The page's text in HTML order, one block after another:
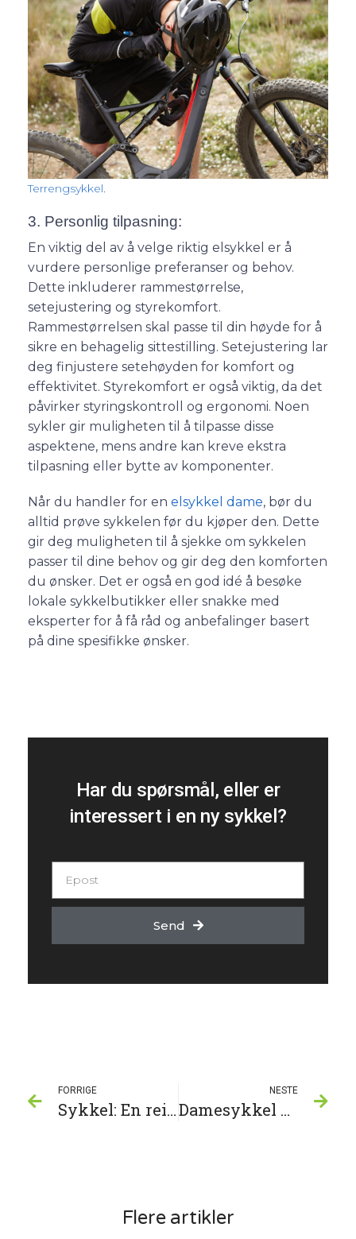
Terrengsykkel.
3. Personlig tilpasning:
En viktig del av å velge riktig elsykkel er å
vurdere personlige preferanser og behov.
Dette inkluderer rammestørrelse,
setejustering og styrekomfort.
Rammestørrelsen skal passe til din høyde for å
sikre en behagelig sittestilling. Setejustering lar
deg finjustere setehøyden for komfort og
effektivitet. Styrekomfort er også viktig, da det
påvirker styringskontroll og ergonomi. Noen
sykler gir muligheten til å tilpasse disse
aspektene, mens andre kan kreve ekstra
tilpasning eller bytte av komponenter.
Når du handler for en elsykkel dame, bør du
alltid prøve sykkelen før du kjøper den. Dette
gir deg muligheten til å sjekke om sykkelen
passer til dine behov og gir deg den komforten
du ønsker. Det er også en god idé å besøke
lokale sykkelbutikker eller snakke med
eksperter for å få råd og anbefalinger basert
på dine spesifikke ønsker.
Har du spørsmål, eller er
interessert i en ny sykkel?
Send
FORRIGE
Sykkel: En reise gjennom historie og funksjonalitet
NESTE
Damesykkel – Den perfekte sykkelen for aktive kvinner
Flere artikler